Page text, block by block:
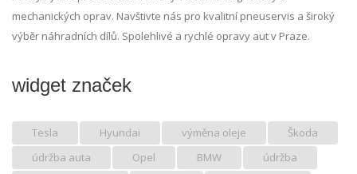
mechanických oprav. Navštivte nás pro kvalitní pneuservis a široký
výběr náhradních dílů. Spolehlivé a rychlé opravy aut v Praze.
widget značek
Tesla Hyundai výměna oleje
Škoda
údržba auta
Opel BMW
údržba